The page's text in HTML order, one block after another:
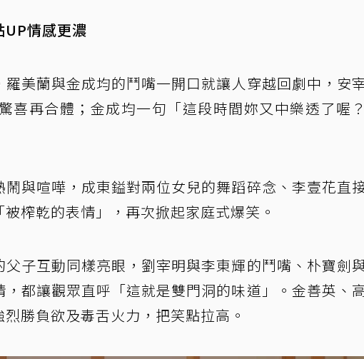
情感更濃
羅美蘭與金成均的鬥嘴一開口就讓人穿越回劇中，安
喜再合體；金成均一句「這段時間妳又中樂透了喔
鬧與喧嘩，成東鎰對兩位女兒的舞蹈碎念、李壹花直
榨乾的表情」，再次掀起家庭式爆笑。
父子互動同樣亮眼，劉宰明與李東輝的鬥嘴、朴寶劍
都讓觀眾直呼「這就是雙門洞的味道」。金善英、
勝負欲及毒舌火力，把笑點拉高。